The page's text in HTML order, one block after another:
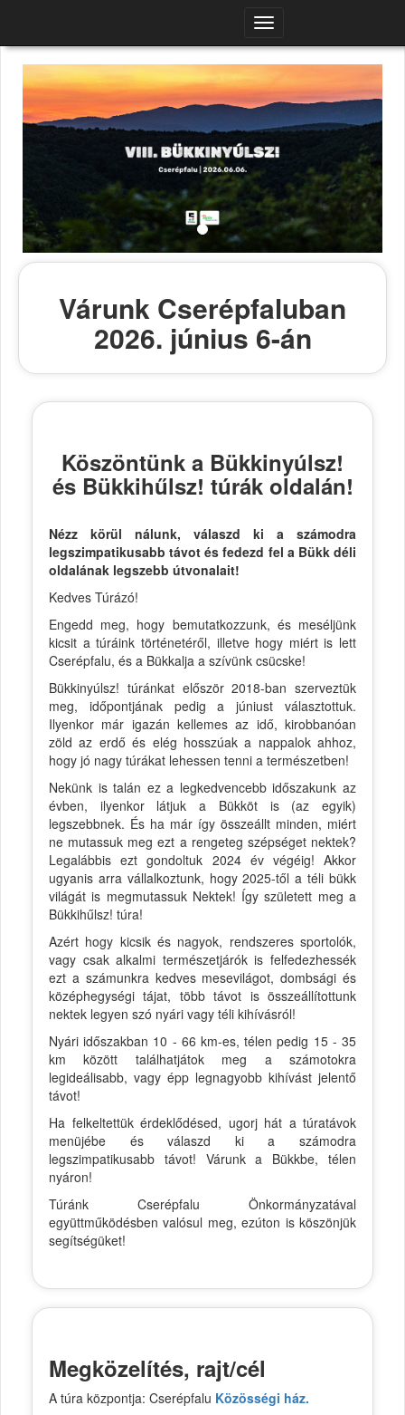
Navigációs
menü
Várunk Cserépfaluban
2026. június 6-án
Köszöntünk a Bükkinyúlsz!
és Bükkihűlsz! túrák oldalán!
Nézz körül nálunk, válaszd ki a számodra
legszimpatikusabb távot és fedezd fel a Bükk déli
oldalának legszebb útvonalait!
Kedves Túrázó!
Engedd meg, hogy bemutatkozzunk, és meséljünk
kicsit a túráink történetéről, illetve hogy miért is lett
Cserépfalu, és a Bükkalja a szívünk csücske!
Bükkinyúlsz! túránkat először 2018-ban szerveztük
meg, időpontjának pedig a júniust választottuk.
Ilyenkor már igazán kellemes az idő, kirobbanóan
zöld az erdő és elég hosszúak a nappalok ahhoz,
hogy jó nagy túrákat lehessen tenni a természetben!
Nekünk is talán ez a legkedvencebb időszakunk az
évben, ilyenkor látjuk a Bükköt is (az egyik)
legszebbnek. És ha már így összeállt minden, miért
ne mutassuk meg ezt a rengeteg szépséget nektek?
Legalábbis ezt gondoltuk 2024 év végéig! Akkor
ugyanis arra vállalkoztunk, hogy 2025-től a téli bükk
világát is megmutassuk Nektek! Így született meg a
Bükkihűlsz! túra!
Azért hogy kicsik és nagyok, rendszeres sportolók,
vagy csak alkalmi természetjárók is felfedezhessék
ezt a számunkra kedves mesevilágot, dombsági és
középhegységi tájat, több távot is összeállítottunk
nektek legyen szó nyári vagy téli kihívásról!
Nyári időszakban 10 - 66 km-es, télen pedig 15 - 35
km között találhatjátok meg a számotokra
legideálisabb, vagy épp legnagyobb kihívást jelentő
távot!
Ha felkeltettük érdeklődésed, ugorj hát a túratávok
menüjébe és válaszd ki a számodra
legszimpatikusabb távot! Várunk a Bükkbe, télen
nyáron!
Túránk Cserépfalu Önkormányzatával
együttműködésben valósul meg, ezúton is köszönjük
segítségüket!
Megközelítés, rajt/cél
A túra központja: Cserépfalu Közösségi ház.